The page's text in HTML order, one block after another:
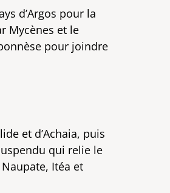
d’Argos pour la
Mycènes et le
pour joindre
et d’Achaia, puis
qui relie le
Itéa et